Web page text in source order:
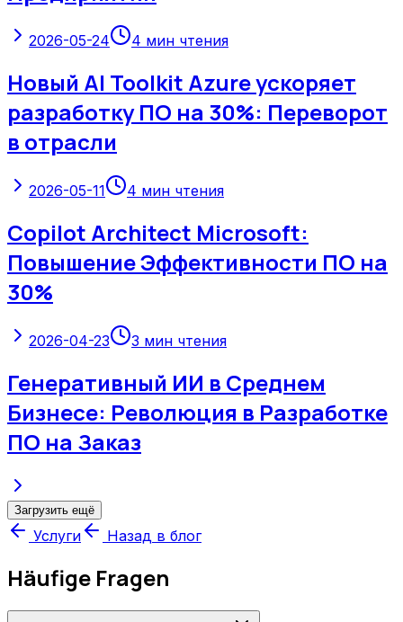
2026-05-24 4 мин чтения
Новый AI Toolkit Azure ускоряет
разработку ПО на 30%: Переворот
в отрасли
2026-05-11 4 мин чтения
Copilot Architect Microsoft:
Повышение Эффективности ПО на
30%
2026-04-23 3 мин чтения
Генеративный ИИ в Среднем
Бизнесе: Революция в Разработке
ПО на Заказ
Загрузить ещё
Услуги Назад в блог
Häufige Fragen